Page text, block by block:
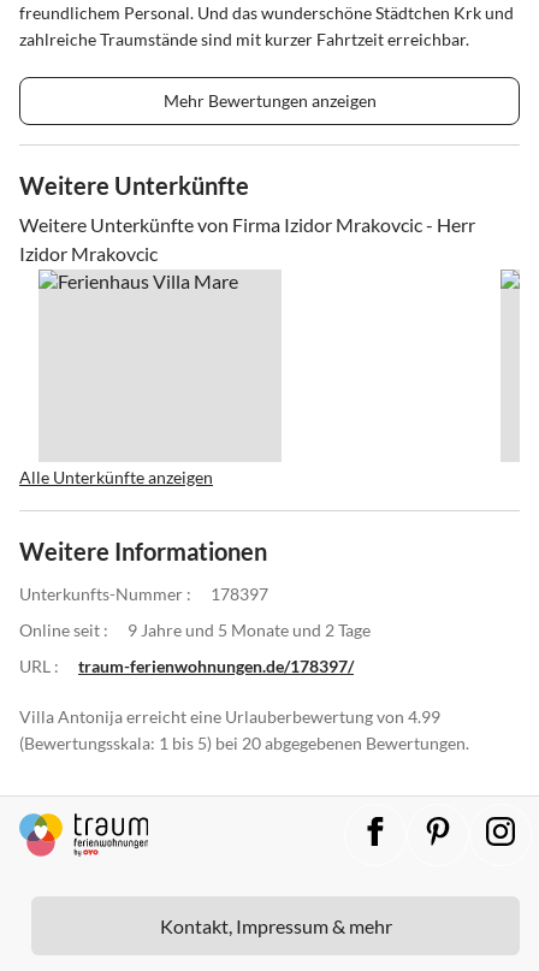
freundlichem Personal. Und das wunderschöne Städtchen Krk und
zahlreiche Traumstände sind mit kurzer Fahrtzeit erreichbar.
Mehr Bewertungen anzeigen
Weitere Unterkünfte
Weitere Unterkünfte von Firma Izidor Mrakovcic - Herr
Izidor Mrakovcic
Alle Unterkünfte anzeigen
Weitere Informationen
Unterkunfts-Nummer :
178397
Online seit :
9 Jahre und 5 Monate und 2 Tage
URL :
traum-ferienwohnungen.de/178397/
Villa Antonija erreicht eine Urlauberbewertung von 4.99
(Bewertungsskala: 1 bis 5) bei 20 abgegebenen Bewertungen.
Kontakt, Impressum & mehr